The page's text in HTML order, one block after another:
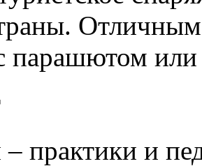
парашютом
– практики и